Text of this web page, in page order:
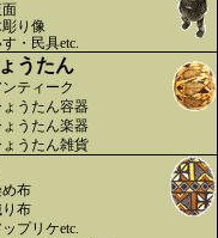
面
彫り像
す・民具etc.
うたん
ンティーク
ょうたん容器
ょうたん楽器
ょうたん雑貨
め布
り布
ップリケetc.